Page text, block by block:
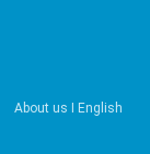
About us ǀ English